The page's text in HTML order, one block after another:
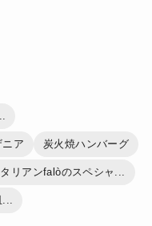
ニア 炭火焼ハンバーグ
リアンfalòのスペシャ...